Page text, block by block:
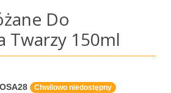
Do
Twarzy 150ml
Chwilowo niedostępny